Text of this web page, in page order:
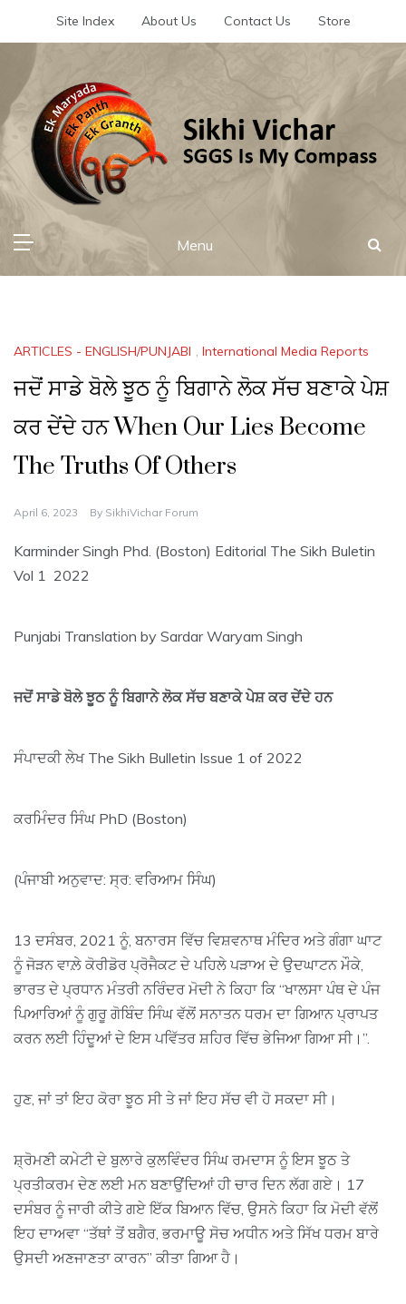
Site Index About Us Contact Us Store
Sikhi Vichar
SGGS Is My Compass
Menu
ARTICLES - ENGLISH/PUNJABI International Media Reports
ਜਦੋਂ ਸਾਡੇ ਬੋਲੇ ਝੂਠ ਨੂੰ ਬਿਗਾਨੇ ਲੋਕ ਸੱਚ ਬਣਾਕੇ ਪੇਸ਼
ਕਰ ਦੇਂਦੇ ਹਨ When Our Lies Become
The Truths Of Others
April 6, 2023 By SikhiVichar Forum
Karminder Singh Phd. (Boston) Editorial The Sikh Buletin
Vol 1 2022
Punjabi Translation by Sardar Waryam Singh
ਜਦੋਂ ਸਾਡੇ ਬੋਲੇ ਝੂਠ ਨੂੰ ਬਿਗਾਨੇ ਲੋਕ ਸੱਚ ਬਣਾਕੇ ਪੇਸ਼ ਕਰ ਦੇਂਦੇ ਹਨ
ਸੰਪਾਦਕੀ ਲੇਖ The Sikh Bulletin Issue 1 of 2022
ਕਰਮਿੰਦਰ ਸਿੰਘ PhD (Boston)
(ਪੰਜਾਬੀ ਅਨੁਵਾਦ: ਸ੍ਰ: ਵਰਿਆਮ ਸਿੰਘ)
13 ਦਸੰਬਰ, 2021 ਨੂੰ, ਬਨਾਰਸ ਵਿੱਚ ਵਿਸ਼ਵਨਾਥ ਮੰਦਿਰ ਅਤੇ ਗੰਗਾ ਘਾਟ
ਨੂੰ ਜੋੜਨ ਵਾਲ਼ੇ ਕੋਰੀਡੋਰ ਪ੍ਰੋਜੈਕਟ ਦੇ ਪਹਿਲੇ ਪੜਾਅ ਦੇ ਉਦਘਾਟਨ ਮੌਕੇ,
ਭਾਰਤ ਦੇ ਪ੍ਰਧਾਨ ਮੰਤਰੀ ਨਰਿੰਦਰ ਮੋਦੀ ਨੇ ਕਿਹਾ ਕਿ “ਖਾਲਸਾ ਪੰਥ ਦੇ ਪੰਜ
ਪਿਆਰਿਆਂ ਨੂੰ ਗੁਰੂ ਗੋਬਿੰਦ ਸਿੰਘ ਵੱਲੋਂ ਸਨਾਤਨ ਧਰਮ ਦਾ ਗਿਆਨ ਪ੍ਰਾਪਤ
ਕਰਨ ਲਈ ਹਿੰਦੂਆਂ ਦੇ ਇਸ ਪਵਿੱਤਰ ਸ਼ਹਿਰ ਵਿੱਚ ਭੇਜਿਆ ਗਿਆ ਸੀ।”.
ਹੁਣ, ਜਾਂ ਤਾਂ ਇਹ ਕੋਰਾ ਝੂਠ ਸੀ ਤੇ ਜਾਂ ਇਹ ਸੱਚ ਵੀ ਹੋ ਸਕਦਾ ਸੀ।
ਸ਼੍ਰੋਮਣੀ ਕਮੇਟੀ ਦੇ ਬੁਲਾਰੇ ਕੁਲਵਿੰਦਰ ਸਿੰਘ ਰਮਦਾਸ ਨੂੰ ਇਸ ਝੂਠ ਤੇ
ਪ੍ਰਤੀਕਰਮ ਦੇਣ ਲਈ ਮਨ ਬਣਾਉਂਦਿਆਂ ਹੀ ਚਾਰ ਦਿਨ ਲੱਗ ਗਏ। 17
ਦਸੰਬਰ ਨੂੰ ਜਾਰੀ ਕੀਤੇ ਗਏ ਇੱਕ ਬਿਆਨ ਵਿੱਚ, ਉਸਨੇ ਕਿਹਾ ਕਿ ਮੋਦੀ ਵੱਲੋਂ
ਇਹ ਦਾਅਵਾ “ਤੱਥਾਂ ਤੋਂ ਬਗੈਰ, ਭਰਮਾਊ ਸੋਚ ਅਧੀਨ ਅਤੇ ਸਿੱਖ ਧਰਮ ਬਾਰੇ
ਉਸਦੀ ਅਣਜਾਣਤਾ ਕਾਰਨ” ਕੀਤਾ ਗਿਆ ਹੈ।